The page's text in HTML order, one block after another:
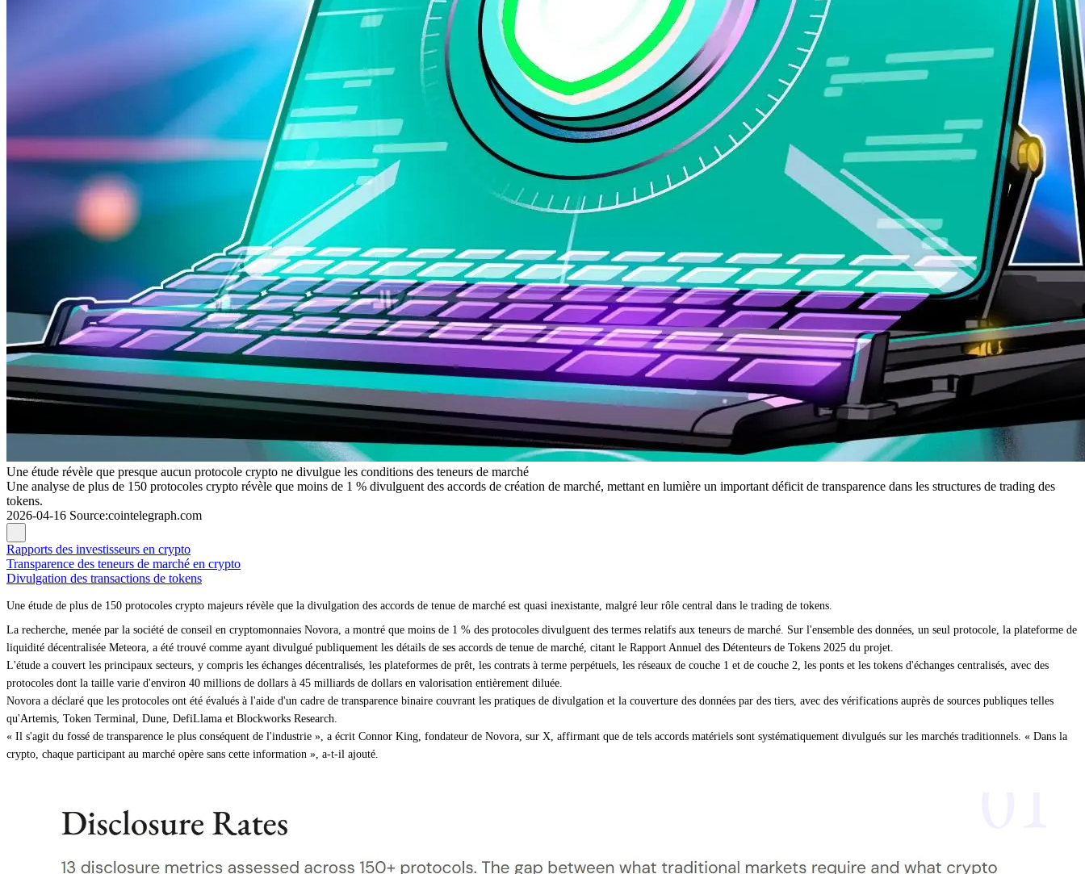
Une étude révèle que presque aucun protocole crypto ne divulgue les conditions des teneurs de marché
Une analyse de plus de 150 protocoles crypto révèle que moins de 1 % divulguent des accords de création de marché, mettant en lumière un important déficit de transparence dans les structures de trading des
tokens.
2026-04-16 Source:cointelegraph.com
Rapports des investisseurs en crypto
Transparence des teneurs de marché en crypto
Divulgation des transactions de tokens
Une étude de plus de 150 protocoles crypto majeurs révèle que la divulgation des accords de tenue de marché est quasi inexistante, malgré leur rôle central dans le trading de tokens.
La recherche, menée par la société de conseil en cryptomonnaies Novora, a montré que moins de 1 % des protocoles divulguent des termes relatifs aux teneurs de marché. Sur l'ensemble des données, un seul protocole, la plateforme de
liquidité décentralisée Meteora, a été trouvé comme ayant divulgué publiquement les détails de ses accords de tenue de marché, citant le Rapport Annuel des Détenteurs de Tokens 2025 du projet.
L'étude a couvert les principaux secteurs, y compris les échanges décentralisés, les plateformes de prêt, les contrats à terme perpétuels, les réseaux de couche 1 et de couche 2, les ponts et les tokens d'échanges centralisés, avec des
protocoles dont la taille varie d'environ 40 millions de dollars à 45 milliards de dollars en valorisation entièrement diluée.
Novora a déclaré que les protocoles ont été évalués à l'aide d'un cadre de transparence binaire couvrant les pratiques de divulgation et la couverture des données par des tiers, avec des vérifications auprès de sources publiques telles
qu'Artemis, Token Terminal, Dune, DefiLlama et Blockworks Research.
« Il s'agit du fossé de transparence le plus conséquent de l'industrie », a écrit Connor King, fondateur de Novora, sur X, affirmant que de tels accords matériels sont systématiquement divulgués sur les marchés traditionnels. « Dans la
crypto, chaque participant au marché opère sans cette information », a-t-il ajouté.